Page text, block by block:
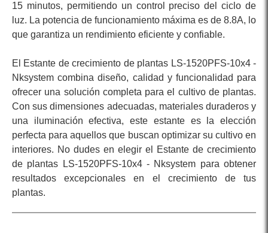
15 minutos, permitiendo un control preciso del ciclo de
luz. La potencia de funcionamiento máxima es de 8.8A, lo
que garantiza un rendimiento eficiente y confiable.
El Estante de crecimiento de plantas LS-1520PFS-10x4 -
Nksystem combina diseño, calidad y funcionalidad para
ofrecer una solución completa para el cultivo de plantas.
Con sus dimensiones adecuadas, materiales duraderos y
una iluminación efectiva, este estante es la elección
perfecta para aquellos que buscan optimizar su cultivo en
interiores. No dudes en elegir el Estante de crecimiento
de plantas LS-1520PFS-10x4 - Nksystem para obtener
resultados excepcionales en el crecimiento de tus
plantas.